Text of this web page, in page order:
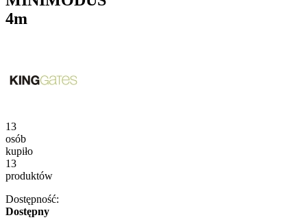
4m
13
osób
kupiło
13
produktów
Dostępność:
Dostępny